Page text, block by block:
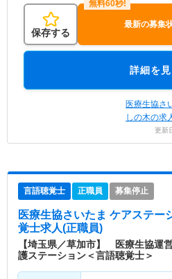
保存する
最新の募集
詳細を見
医療生協
しの木の求
更新
言語聴覚士 正職員 募集停止
医療生協さいたま ケアステー
覚士求人(正職員)
【埼玉県／草加市】 医療生協運
護ステーション＜言語聴覚士＞